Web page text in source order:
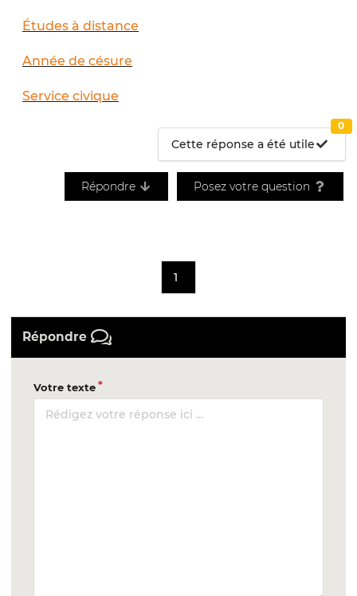
Études à distance
Année de césure
Service civique
Cette réponse a été utile
0
Répondre Posez votre question
1
Répondre
Votre texte